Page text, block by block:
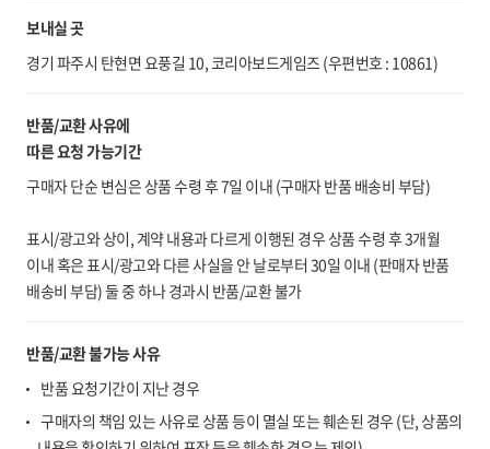
보내실 곳
경기 파주시 탄현면 요풍길 10, 코리아보드게임즈 (우편번호 : 10861)
반품/교환 사유에
따른 요청 가능기간
구매자 단순 변심은 상품 수령 후 7일 이내 (구매자 반품 배송비 부담)
표시/광고와 상이, 계약 내용과 다르게 이행된 경우 상품 수령 후 3개월
이내 혹은 표시/광고와 다른 사실을 안 날로부터 30일 이내 (판매자 반품
배송비 부담) 둘 중 하나 경과시 반품/교환 불가
반품/교환 불가능 사유
반품 요청기간이 지난 경우
구매자의 책임 있는 사유로 상품 등이 멸실 또는 훼손된 경우 (단, 상품의